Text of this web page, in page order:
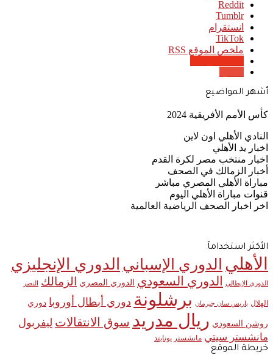
انستقرام
‫TikTok
ملخص الموقع RSS
أشهر المواضيع
كأس الأمم الأفريقية 2024
النادي الأهلي اون لاين
اخبار يد الأهلي
اخبار منتخب مصر لكرة القدم
أخبار الزمالك في الصحف
مباراة الأهلي المصري مباشر
قنوات مباراة الأهلي اليوم
اخر اخبار الصحف الرياضية العالمية
الأكثر استخدامآ
الأهلي الدوري الإسباني الدوري الإنجليزي
الدوري الإيطالي الدوري السعودي الدوري المصري الزمالك النصر
الهلال باريس سان جيرمان برشلونة دوري أبطال أوروبا دوري
روشن السعودي ريال مدريد سوق الانتقالات ليفربول
مانشستر سيتي مانشستر يونايتد
خريطة الموقع